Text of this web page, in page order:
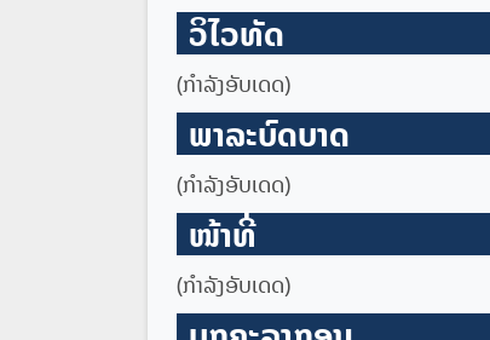
ວິໄວທັດ
(ກໍາລັງອັບເດດ)
ພາລະບົດບາດ
(ກໍາລັງອັບເດດ)
ໜ້າທີ່
(ກໍາລັງອັບເດດ)